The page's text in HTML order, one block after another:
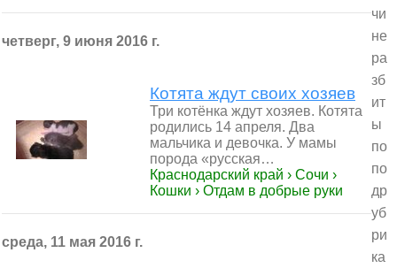
четверг, 9 июня 2016 г.
Котята ждут своих хозяев
Три котёнка ждут хозяев. Котята
родились 14 апреля. Два
мальчика и девочка. У мамы
порода «русская…
Краснодарский край › Сочи ›
Кошки › Отдам в добрые руки
среда, 11 мая 2016 г.
чи
не
ра
зб
ит
ы
по
по
др
уб
ри
ка